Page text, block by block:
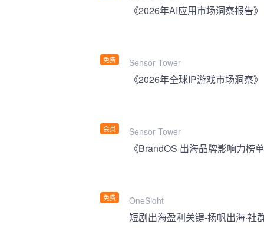
免费
《2026年AI应用市场洞察报告》
Sensor Tower
会员
《2026年全球IP游戏市场洞察》
Sensor Tower
免费
《BrandOS 出海品牌影响力榜
OneSight
短剧出海盈利关键-扬帆出海·社